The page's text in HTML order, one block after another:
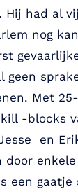
had al
nog
Met
-blocks
en
door
een